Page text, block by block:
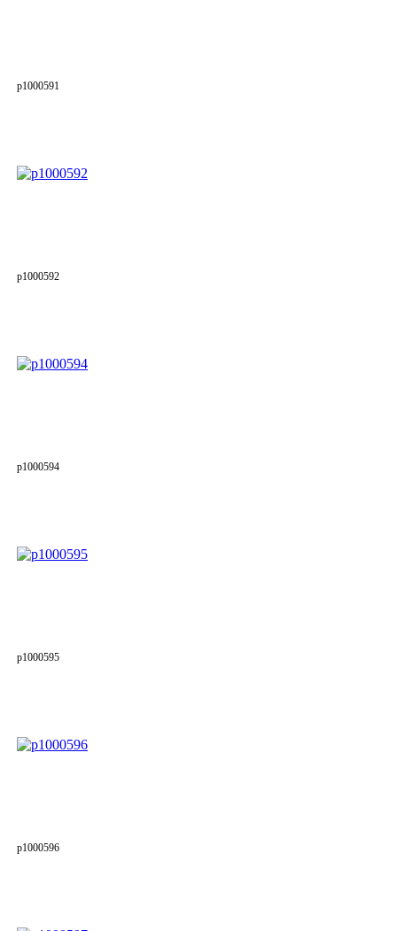
p1000591
p1000592
p1000594
p1000595
p1000596